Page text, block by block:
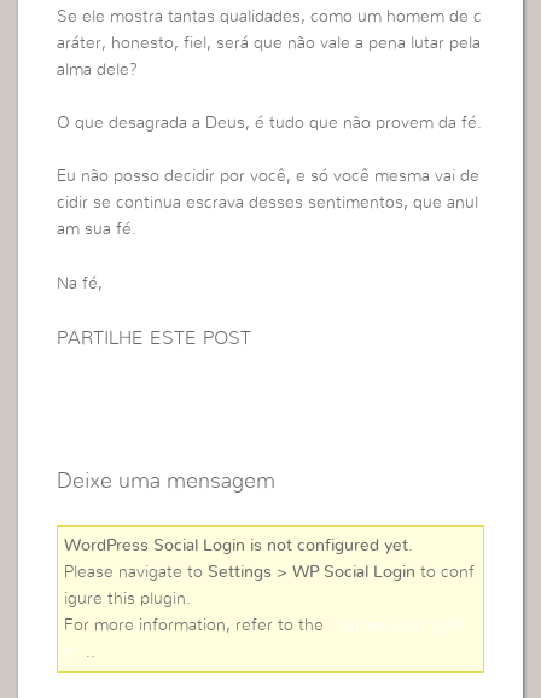
Se ele mostra tantas qualidades, como um homem de c
aráter, honesto, fiel, será que não vale a pena lutar pela
alma dele?
O que desagrada a Deus, é tudo que não provem da fé.
Eu não posso decidir por você, e só você mesma vai de
cidir se continua escrava desses sentimentos, que anul
am sua fé.
Na fé,
PARTILHE ESTE POST
Deixe uma mensagem
WordPress Social Login is not configured yet.
Please navigate to Settings > WP Social Login to conf
igure this plugin.
For more information, refer to the
online user guid
e
..